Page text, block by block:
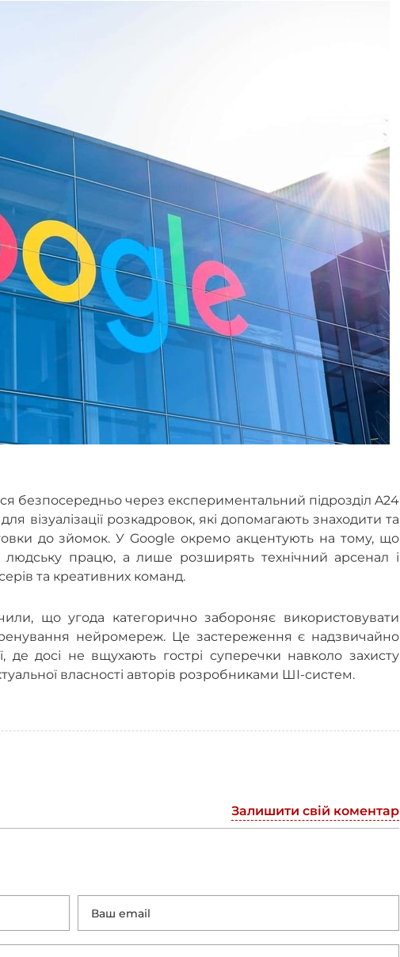
безпосередньо через експериментальний підрозділ A24
візуалізації розкадровок, які допомагають знаходити та
до зйомок. У Google окремо акцентують на тому, що
працю, а лише розширять технічний арсенал і
та креативних команд.
що угода категорично забороняє використовувати
нейромереж. Це застереження є надзвичайно
де досі не вщухають гострі суперечки навколо захисту
власності авторів розробниками ШІ-систем.
Залишити свій коментар